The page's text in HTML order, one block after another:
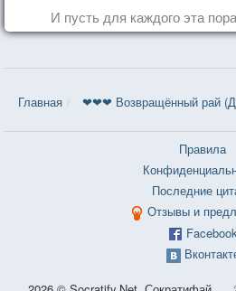
И пусть для каждого эта
Главная ❤❤❤ Возвращённый рай
Правила
Последние
Отзывы и
Facebook